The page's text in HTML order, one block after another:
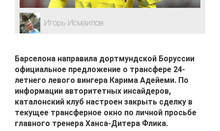
Игорь Исмаилов
Барселона направила дортмундской Боруссии
официальное предложение о трансфере 24-
летнего левого вингера Карима Адейеми. По
информации авторитетных инсайдеров,
каталонский клуб настроен закрыть сделку в
текущее трансферное окно по личной просьбе
главного тренера Ханса-Дитера Флика.